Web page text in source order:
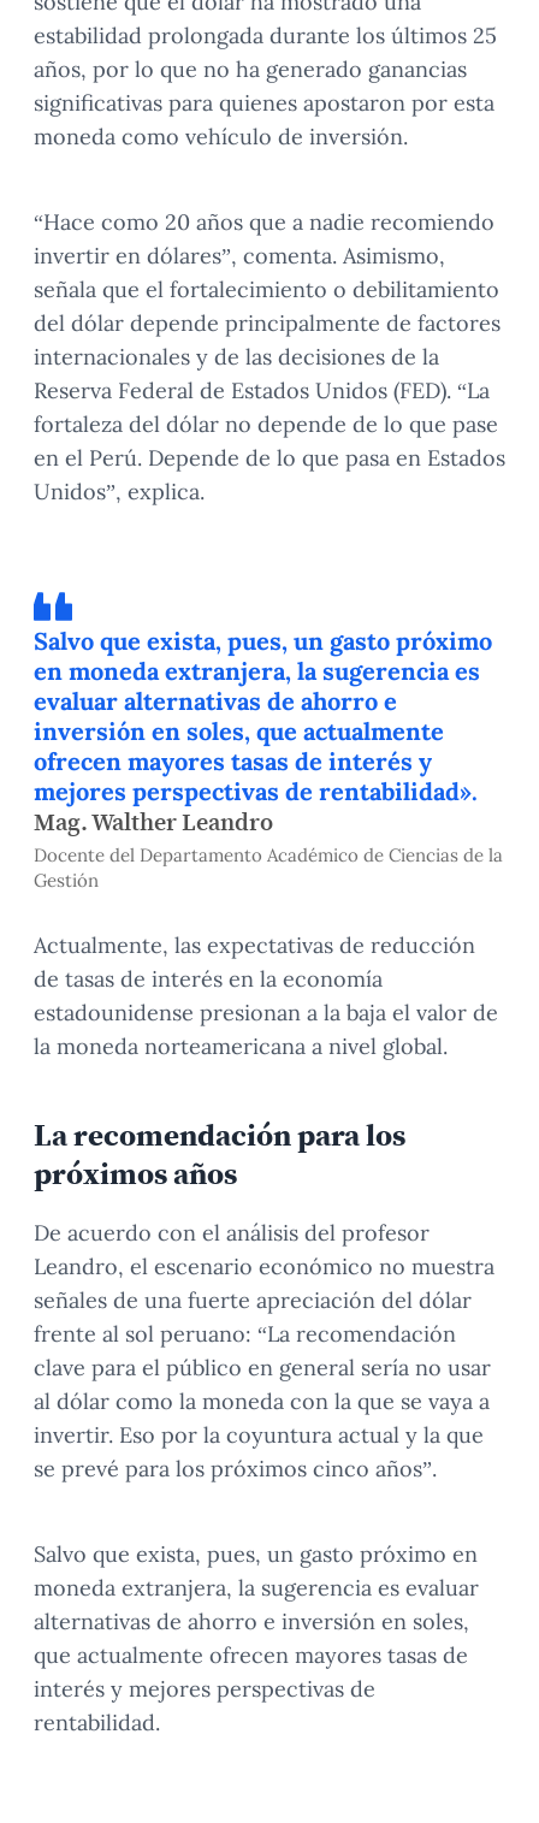
estabilidad prolongada durante los últimos 25
años, por lo que no ha generado ganancias
significativas para quienes apostaron por esta
moneda como vehículo de inversión.
“Hace como 20 años que a nadie recomiendo
invertir en dólares”, comenta. Asimismo,
señala que el fortalecimiento o debilitamiento
del dólar depende principalmente de factores
internacionales y de las decisiones de la
Reserva Federal de Estados Unidos (FED). “La
fortaleza del dólar no depende de lo que pase
en el Perú. Depende de lo que pasa en Estados
Unidos”, explica.
Salvo que exista, pues, un gasto próximo
en moneda extranjera, la sugerencia es
evaluar alternativas de ahorro e
inversión en soles, que actualmente
ofrecen mayores tasas de interés y
mejores perspectivas de rentabilidad».
Mag. Walther Leandro
Docente del Departamento Académico de Ciencias de la
Gestión
Actualmente, las expectativas de reducción
de tasas de interés en la economía
estadounidense presionan a la baja el valor de
la moneda norteamericana a nivel global.
La recomendación para los
próximos años
De acuerdo con el análisis del profesor
Leandro, el escenario económico no muestra
señales de una fuerte apreciación del dólar
frente al sol peruano: “La recomendación
clave para el público en general sería no usar
al dólar como la moneda con la que se vaya a
invertir. Eso por la coyuntura actual y la que
se prevé para los próximos cinco años”.
Salvo que exista, pues, un gasto próximo en
moneda extranjera, la sugerencia es evaluar
alternativas de ahorro e inversión en soles,
que actualmente ofrecen mayores tasas de
interés y mejores perspectivas de
rentabilidad.